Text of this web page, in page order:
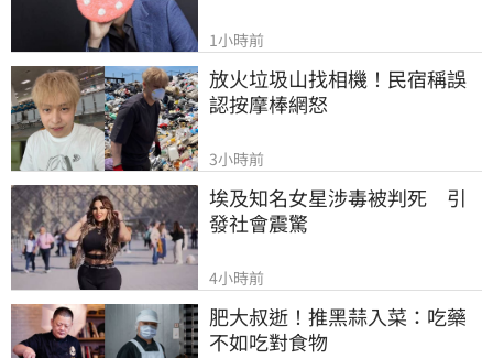
1小時前
放火垃圾山找相機！民宿稱誤
認按摩棒網怒
3小時前
埃及知名女星涉毒被判死　引
發社會震驚
4小時前
肥大叔逝！推黑蒜入菜：吃藥
不如吃對食物